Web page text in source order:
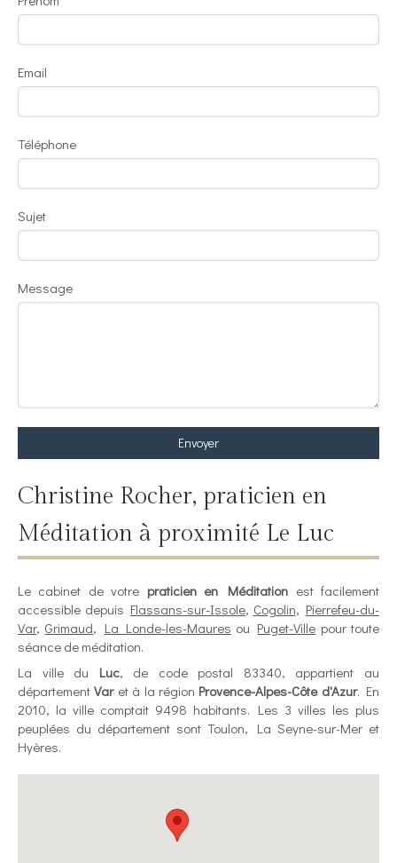
Email
Téléphone
Sujet
Message
Envoyer
Christine Rocher, praticien en
Méditation à proximité Le Luc
Le cabinet de votre praticien en Méditation est facilement
accessible depuis Flassans-sur-Issole, Cogolin, Pierrefeu-du-
Var, Grimaud, La Londe-les-Maures ou Puget-Ville pour toute
séance de méditation.
La ville du Luc, de code postal 83340, appartient au
départementVaret à la région Provence-Alpes-Côte d'Azur. En
2010, la ville comptait 9498 habitants. Les 3 villes les plus
peuplées du département sont Toulon, La Seyne-sur-Mer et
Hyères.